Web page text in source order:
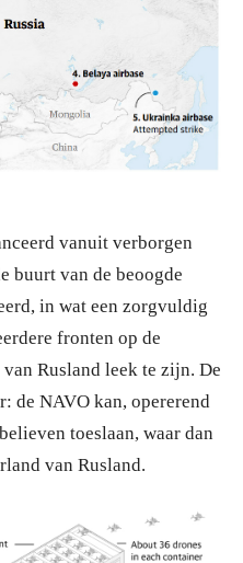
vanuit verborgen
buurt van de beoogde
in wat een zorgvuldig
fronten op de
Rusland leek te zijn. De
de NAVO kan, opererend
toeslaan, waar dan
van Rusland.